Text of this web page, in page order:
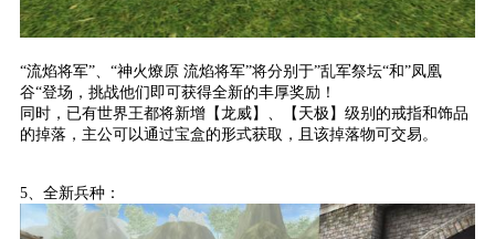
“流焰将军”、“神火燎原 流焰将军”将分别于”乱军祭坛“和”凤凰
谷“登场，挑战他们即可获得全新的丰厚奖励！
同时，已有世界王都将新增【龙威】、【天极】级别的戒指和饰品
的掉落，主公可以通过宝盒的形式获取，且该掉落物可交易。
5、全新兵种：